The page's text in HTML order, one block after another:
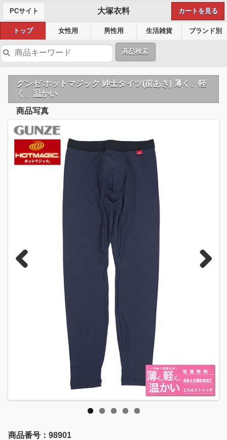
PCサイト 大塚衣料 カートを見る
トップ 女性用 男性用 生活雑貨 ブランド別
商品検索
グンゼ ホットマジック 紳士タイツ(前あき) 薄く、軽
く、温かい
商品写真
商品番号：98901